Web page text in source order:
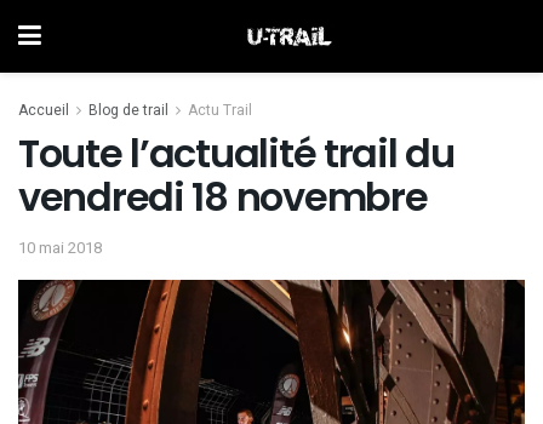
Accueil Blog de trail Actu Trail
Toute l’actualité trail du
vendredi 18 novembre
10 mai 2018